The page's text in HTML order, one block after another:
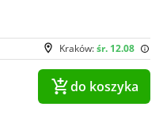
Kraków:śr. 12.08
do koszyka